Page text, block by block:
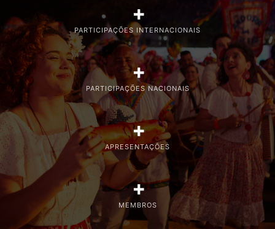
PARTICIPAÇÕES INTERNACIONAIS
+
PARTICIPAÇÕES NACIONAIS
+
APRESENTAÇÕES
+
MEMBROS
+